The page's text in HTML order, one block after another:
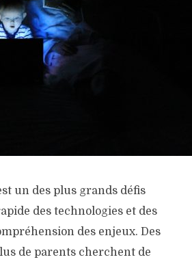
un des plus grands défis
des technologies et des
des enjeux. Des
de parents cherchent de